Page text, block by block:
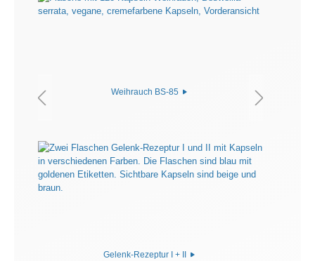
Weihrauch BS-85
Gelenk-Rezeptur I + II